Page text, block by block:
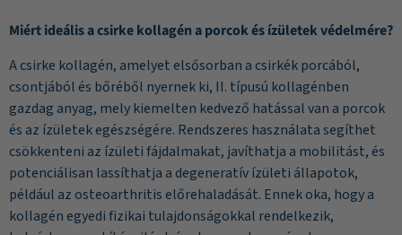
Miért ideális a csirke kollagén a porcok és ízületek védelmére?
A csirke kollagén, amelyet elsősorban a csirkék porcából,
csontjából és bőréből nyernek ki, II. típusú kollagénben
gazdag anyag, mely kiemelten kedvező hatással van a porcok
és az ízületek egészségére. Rendszeres használata segíthet
csökkenteni az ízületi fájdalmakat, javíthatja a mobilitást, és
potenciálisan lassíthatja a degeneratív ízületi állapotok,
például az osteoarthritis előrehaladását. Ennek oka, hogy a
kollagén egyedi fizikai tulajdonságokkal rendelkezik,